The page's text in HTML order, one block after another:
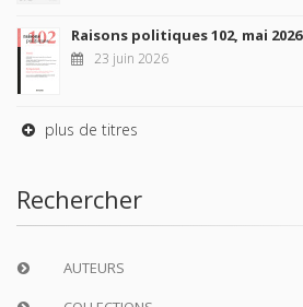
Raisons politiques 102, mai 2026
23 juin 2026
plus de titres
Rechercher
AUTEURS